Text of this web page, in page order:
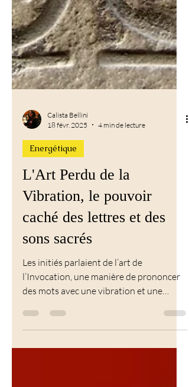
Calista Bellini
18 févr. 2025
Energétique
L'Art Perdu de la
Vibration, le pouvoir
caché des lettres et des
sons sacrés
Les initiés parlaient de l’art de
des mots avec une vibration et une
intention pour matérialiser...